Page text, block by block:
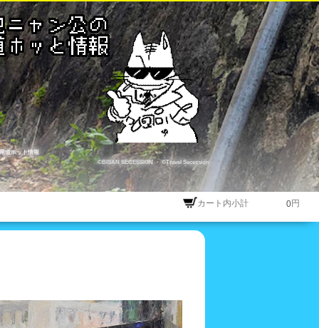
道ホット情報
©BISAN SECESSION・ ©Travel Secession
カート内小計 円